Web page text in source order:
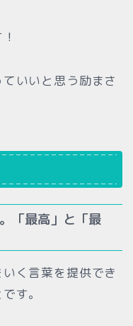
いいと思う励まさ
「最高」と「最
く言葉を提供でき
す。